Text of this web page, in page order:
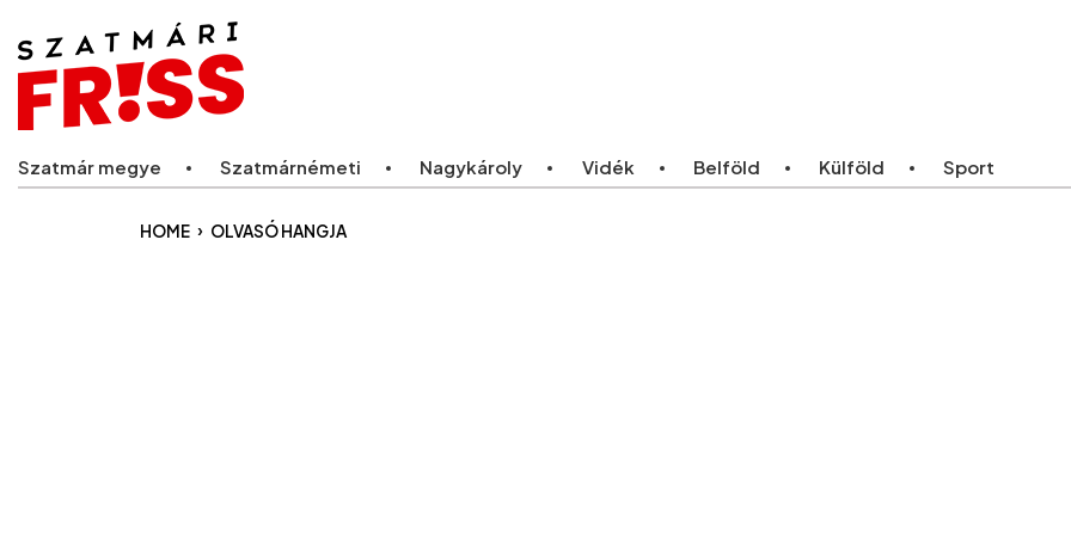
Szatmár megye Szatmárnémeti Nagykároly Vidék Belföld Külföld Sport
HOME › OLVASÓ HANGJA